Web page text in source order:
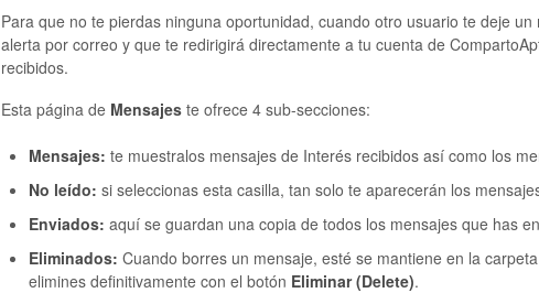
Para que no te pierdas ninguna oportunidad, cuando otro usuario te deje
alerta por correo y que te redirigirá directamente a tu cuenta de
recibidos.
Esta página de Mensajes te ofrece 4 sub-secciones:
Mensajes: te muestralos mensajes de Interés recibidos así como los
No leído: si seleccionas esta casilla, tan solo te aparecerán los
Enviados: aquí se guardan una copia de todos los mensajes que has
Eliminados: Cuando borres un mensaje, esté se mantiene en la
elimines definitivamente con el botón Eliminar (Delete).